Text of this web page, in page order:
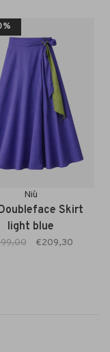
Niù
Skirt
light blue
€209,30